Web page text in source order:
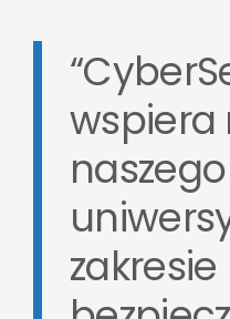
wspiera
naszego
zakresie